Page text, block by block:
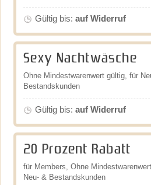
Gültig bis: auf Widerruf
Sexy Nachtwäsche
Ohne Mindestwarenwert gültig, für
Bestandskunden
Gültig bis: auf Widerruf
20 Prozent Rabatt
für Members, Ohne
Neu- & Bestandskunden